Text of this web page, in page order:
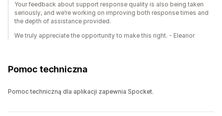
Your feedback about support response quality is also being taken
seriously, and we’re working on improving both response times and
the depth of assistance provided.
We truly appreciate the opportunity to make this right. - Eleanor
Pomoc techniczna
Pomoc techniczną dla aplikacji zapewnia Spocket.